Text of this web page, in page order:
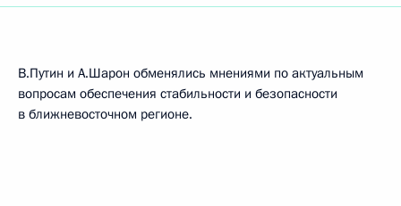
В.Путин и А.Шарон обменялись мнениями по актуальным
вопросам обеспечения стабильности и безопасности
в ближневосточном регионе.